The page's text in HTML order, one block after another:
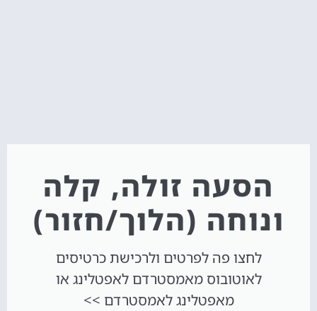
הסעה זולה, קלה
ונוחה (הלוך/חזור)
לחצו פה לפרטים ולרכישת כרטיסים
לאוטובוס מאמסטרדם לאפטלינג או
מאפטלינג לאמסטרדם >>